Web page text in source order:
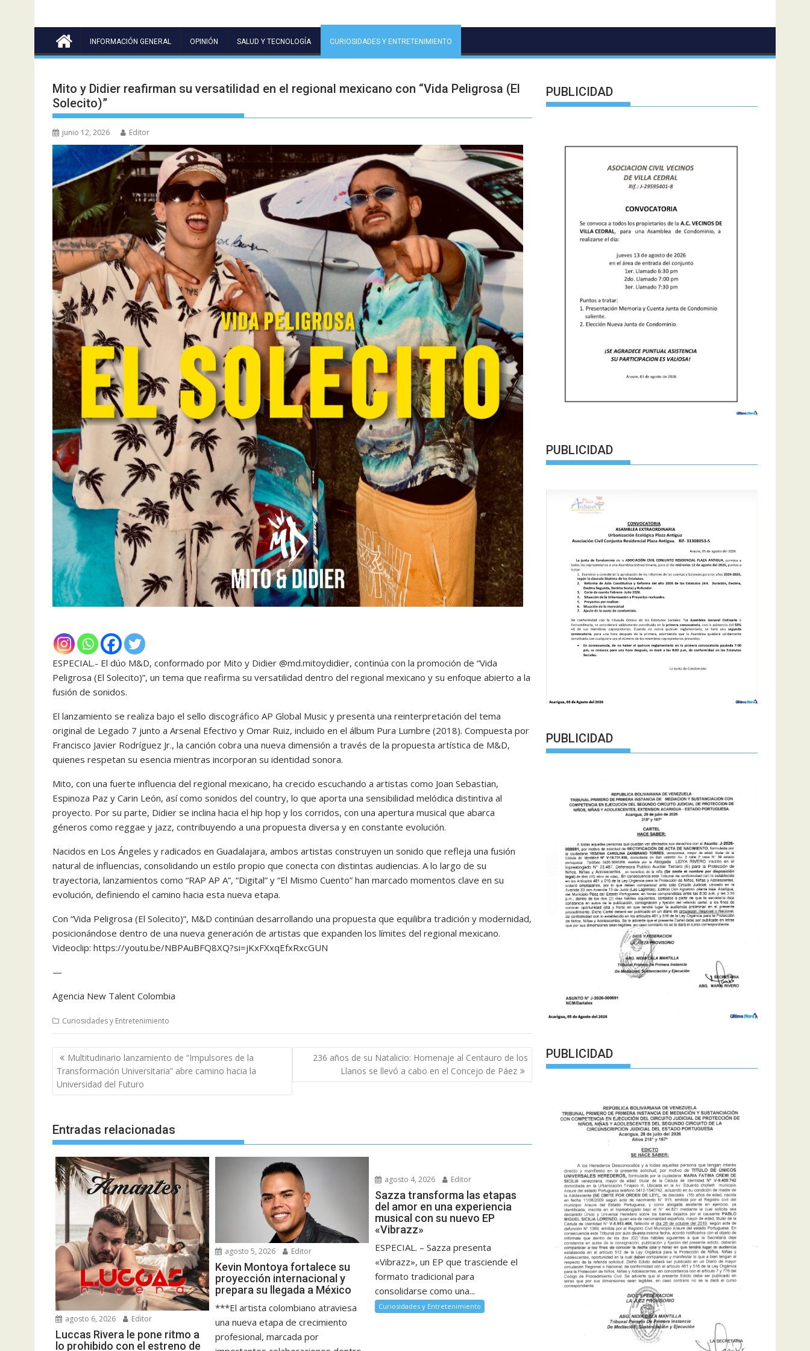
INFORMACIÓN GENERAL OPINIÓN SALUD Y TECNOLOGÍA CURIOSIDADES Y ENTRETENIMIENTO
Mito y Didier reafirman su versatilidad en el regional mexicano con “Vida Peligrosa (El
Solecito)”
junio 12, 2026 Editor
ESPECIAL.- El dúo M&D, conformado por Mito y Didier @md.mitoydidier, continúa con la promoción de “Vida
Peligrosa (El Solecito)”, un tema que reafirma su versatilidad dentro del regional mexicano y su enfoque abierto a la
fusión de sonidos.
El lanzamiento se realiza bajo el sello discográfico AP Global Music y presenta una reinterpretación del tema
original de Legado 7 junto a Arsenal Efectivo y Omar Ruiz, incluido en el álbum Pura Lumbre (2018). Compuesta por
Francisco Javier Rodríguez Jr., la canción cobra una nueva dimensión a través de la propuesta artística de M&D,
quienes respetan su esencia mientras incorporan su identidad sonora.
Mito, con una fuerte influencia del regional mexicano, ha crecido escuchando a artistas como Joan Sebastian,
Espinoza Paz y Carin León, así como sonidos del country, lo que aporta una sensibilidad melódica distintiva al
proyecto. Por su parte, Didier se inclina hacia el hip hop y los corridos, con una apertura musical que abarca
géneros como reggae y jazz, contribuyendo a una propuesta diversa y en constante evolución.
Nacidos en Los Ángeles y radicados en Guadalajara, ambos artistas construyen un sonido que refleja una fusión
natural de influencias, consolidando un estilo propio que conecta con distintas audiencias. A lo largo de su
trayectoria, lanzamientos como “RAP AP A”, “Digital” y “El Mismo Cuento” han marcado momentos clave en su
evolución, definiendo el camino hacia esta nueva etapa.
Con “Vida Peligrosa (El Solecito)”, M&D continúan desarrollando una propuesta que equilibra tradición y modernidad,
posicionándose dentro de una nueva generación de artistas que expanden los límites del regional mexicano.
Videoclip: https://youtu.be/NBPAuBFQ8XQ?si=jKxFXxqEfxRxcGUN
—
Agencia New Talent Colombia
Curiosidades y Entretenimiento
Navegación
de
entradas
Multitudinario lanzamiento de “Impulsores de la
Transformación Universitaria” abre camino hacia la
Universidad del Futuro
236 años de su Natalicio: Homenaje al Centauro de los
Llanos se llevó a cabo en el Concejo de Páez
Entradas relacionadas
agosto 6, 2026 Editor
Luccas Rivera le pone ritmo a
lo prohibido con el estreno de
agosto 5, 2026 Editor
Kevin Montoya fortalece su
proyección internacional y
prepara su llegada a México
***El artista colombiano atraviesa
una nueva etapa de crecimiento
profesional, marcada por
agosto 4, 2026 Editor
Sazza transforma las etapas
del amor en una experiencia
musical con su nuevo EP
«Vibrazz»
ESPECIAL. – Sazza presenta
«Vibrazz», un EP que trasciende el
formato tradicional para
consolidarse como una...
Curiosidades y Entretenimiento
PUBLICIDAD
PUBLICIDAD
PUBLICIDAD
PUBLICIDAD